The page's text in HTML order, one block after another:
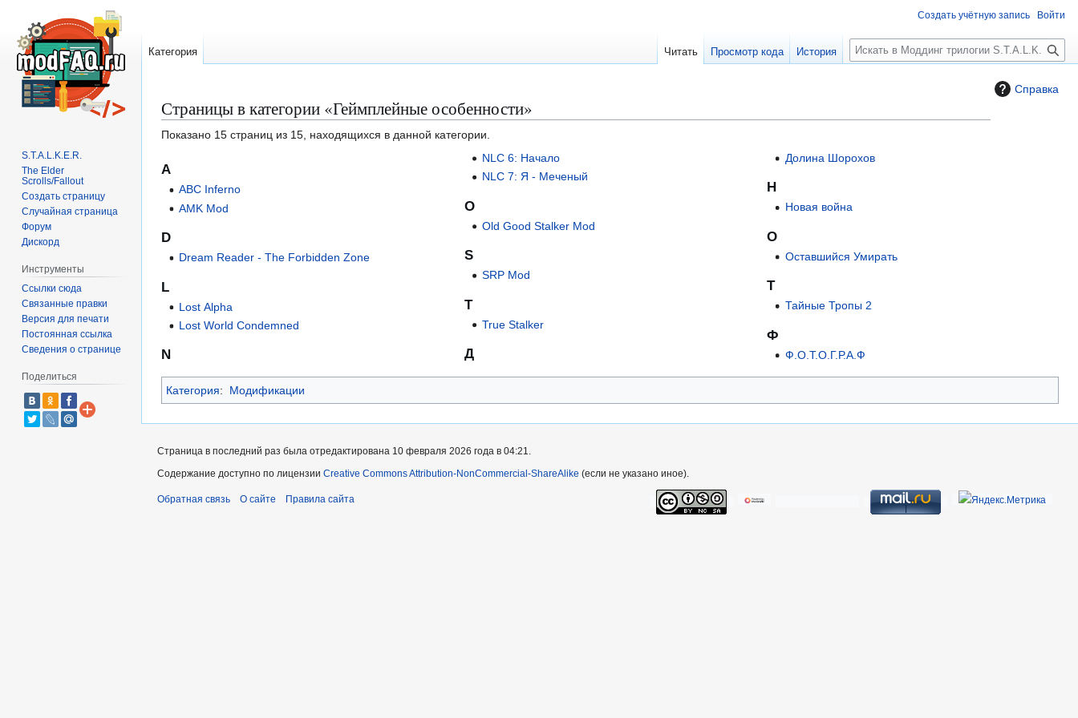
Справка
Перейти
к
навигации
Перейти
к
поиску
Страницы в категории «Геймплейные особенности»
Показано 15 страниц из 15, находящихся в данной категории.
A
ABC Inferno
AMK Mod
D
Dream Reader - The Forbidden Zone
L
Lost Alpha
Lost World Condemned
N
NLC 6: Начало
NLC 7: Я - Меченый
O
Old Good Stalker Mod
S
SRP Mod
T
True Stalker
Д
Долина Шорохов
Н
Новая война
О
Оставшийся Умирать
Т
Тайные Тропы 2
Ф
Ф.О.Т.О.Г.Р.А.Ф
Категория: Модификации
Создать учётную запись Войти
Категория Читать Просмотр кода История
П
о
к
S.T.A.L.K.E.R.
The Elder
Scrolls/Fallout
Создать страницу
Случайная страница
Форум
Дискорд
Инструменты
Ссылки сюда
Связанные правки
Версия для печати
Постоянная ссылка
Сведения о странице
Поделиться
Страница в последний раз была отредактирована 10 февраля 2026 года в 04:21.
Содержание доступно по лицензии Creative Commons Attribution-NonCommercial-ShareAlike (если не указано иное).
Обратная связь О сайте Правила сайта